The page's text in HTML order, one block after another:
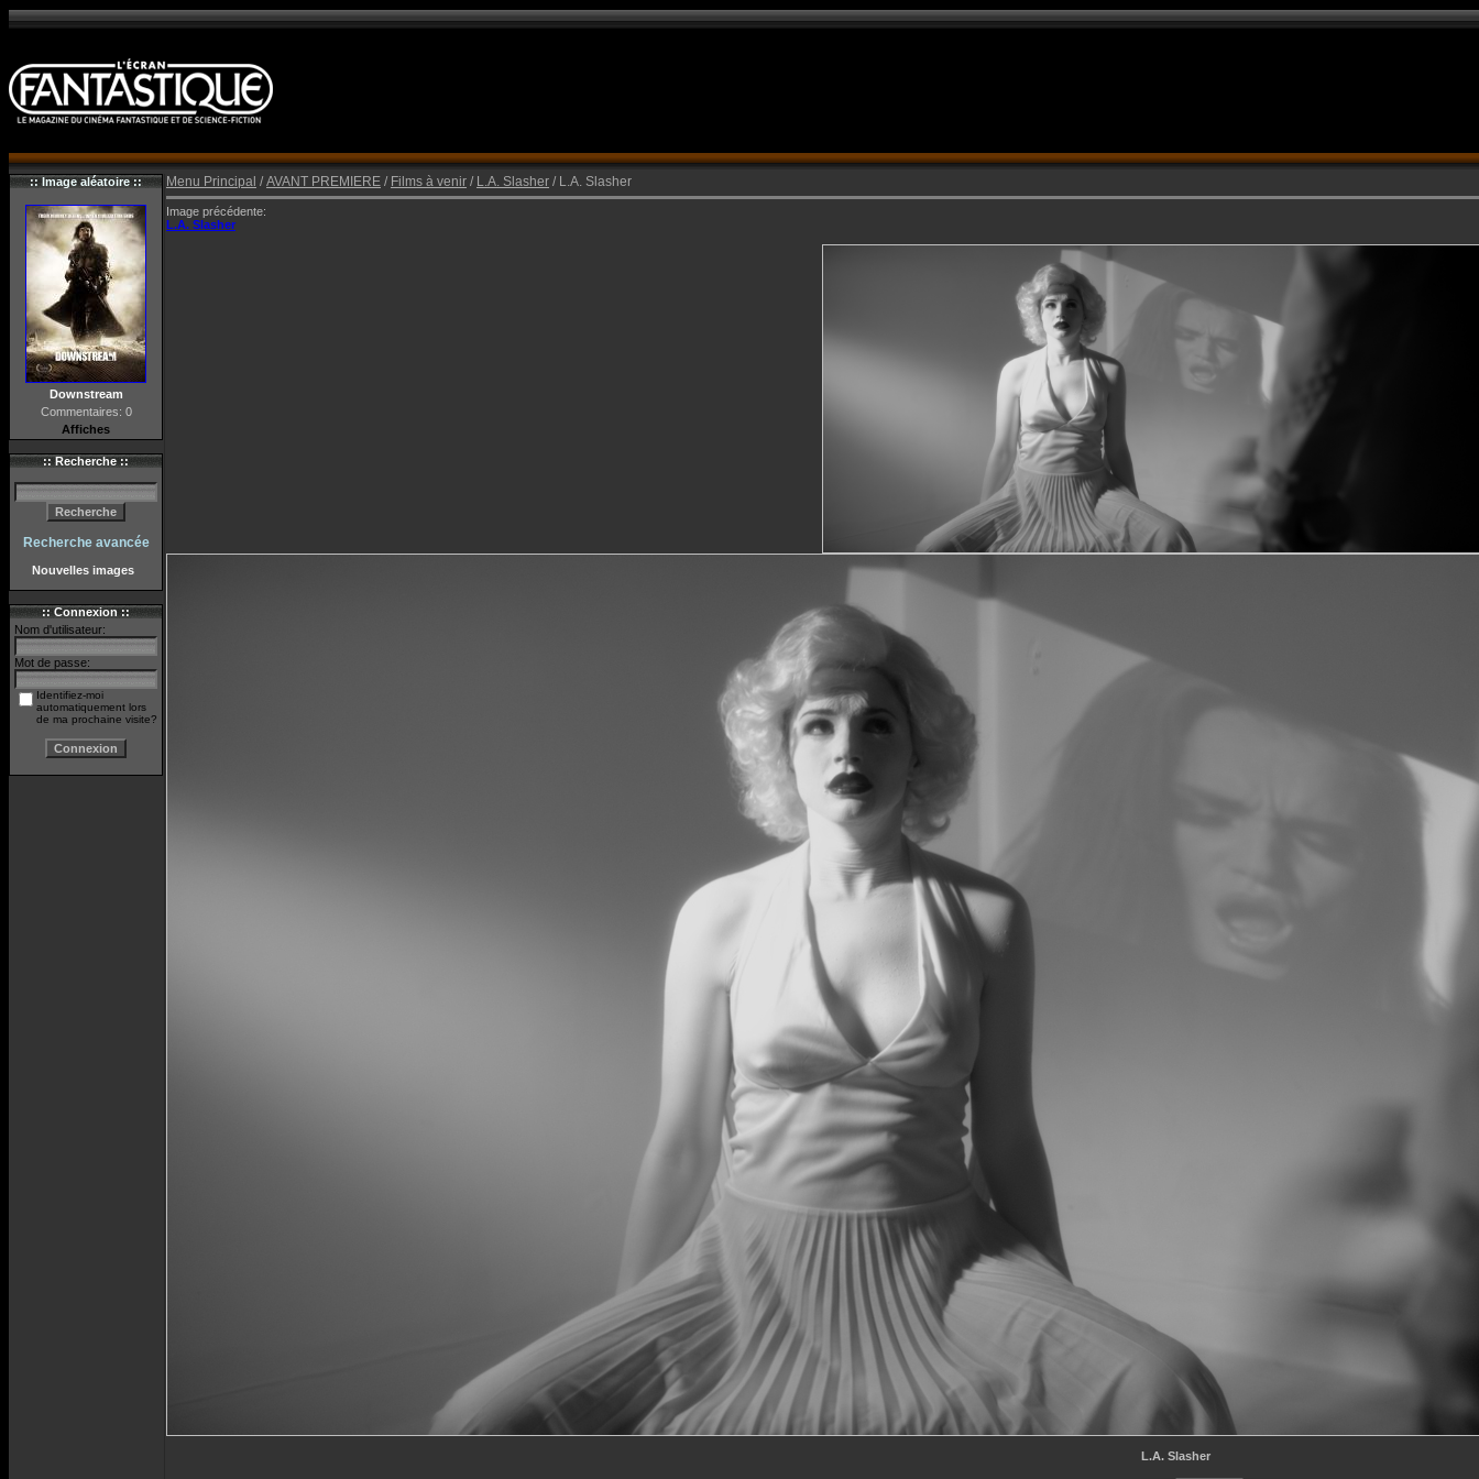
:: Image aléatoire ::
Downstream
Commentaires: 0
Affiches
:: Recherche ::
Recherche avancée
Nouvelles images
:: Connexion ::
Nom d'utilisateur:
Mot de passe:
Identifiez-moi
automatiquement lors
de ma prochaine visite?
Menu Principal / AVANT PREMIERE / Films à venir / L.A. Slasher / L.A. Slasher
Image précédente:
L.A. Slasher
L.A. Slasher